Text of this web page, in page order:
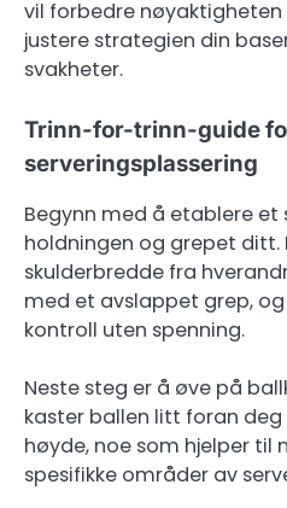
vil forbedre
justere strategien din
svakheter.
Trinn-for-trinn-guide
serveringsplassering
Begynn med å etablere
holdningen og grepet ditt.
skulderbredde fra
med et avslappet grep,
kontroll uten spenning.
Neste steg er å øve på
kaster ballen litt foran deg
høyde, noe som hjelper til
spesifikke områder av